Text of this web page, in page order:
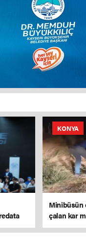
KONYA
Minibüsün
çalan kar